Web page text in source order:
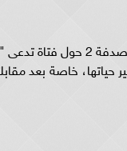
تدور أحداث مسلسل صدفة
في تغير حياتها، خاصة بعد